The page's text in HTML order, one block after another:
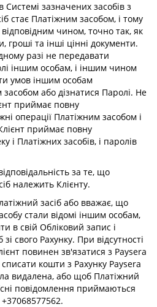
зазначених засобів з
стає Платіжним засобом, і тому
чином, точно так, як
гроші та інші цінні документи.
разі не передавати
іншим особам, і іншим чином
умов іншим особам
або дізнатися Паролі. Не
приймає повну
операції Платіжним засобом і
приймає повну
і Платіжних засобів, і паролів
за те, що
належить Клієнту.
засіб або вважає, що
стали відомі іншим особам,
в свій Обліковий запис і
свого Рахунку. При відсутності
повинен зв'язатися з Paysera
кошти з Рахунку Paysera
видалена, або щоб Платіжний
повідомлення приймаються